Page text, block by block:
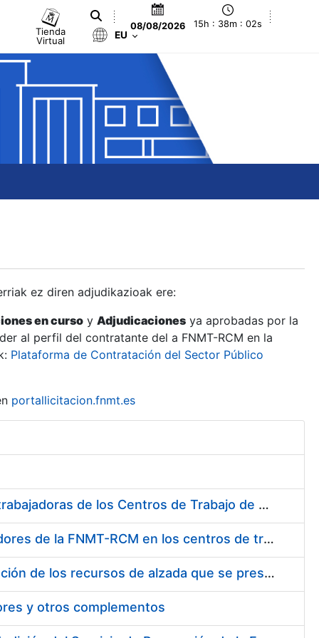
Tienda
Virtual
08/08/2026 15h : 38m : 03s
EU
ez diren adjudikazioak ere:
en curso y Adjudicaciones ya aprobadas por la
al perfil del contratante del a FNMT-RCM en la
Plataforma de Contratación del Sector Público
portallicitacion.fnmt.es
Suministro de Protectores Auditivos a medida para las personas trabajadoras de los Centros de Trabajo de Madrid y Burgos
Suministro de gafas graduadas antiproyecciones para los trabajadores de la FNMT-RCM en los centros de trabajo de Madrid y Burgos
Servicios de una empresa externa para el asesoramiento y resolución de los recursos de alzada que se presentan relacionados con procesos de selección para la FNMT-RCM
y otros complementos